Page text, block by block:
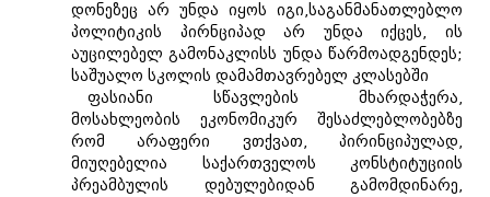
დონეზეც არ უნდა იყოს იგი,საგანმანათლებლო
პოლიტიკის პირნციპად არ უნდა იქცეს, ის
აუცილებელ გამონაკლისს უნდა წარმოადგენდეს;
საშუალო სკოლის დამამთავრებელ კლასებში
ფასიანი სწავლების მხარდაჭერა,
მოსახლეობის ეკონომიკურ შესაძლებლობებზე
რომ არაფერი ვთქვათ, პირინციპულად,
მიუღებელია საქართველოს კონსტიტუციის
პრეამბულის დებულებიდან გამომდინარე,